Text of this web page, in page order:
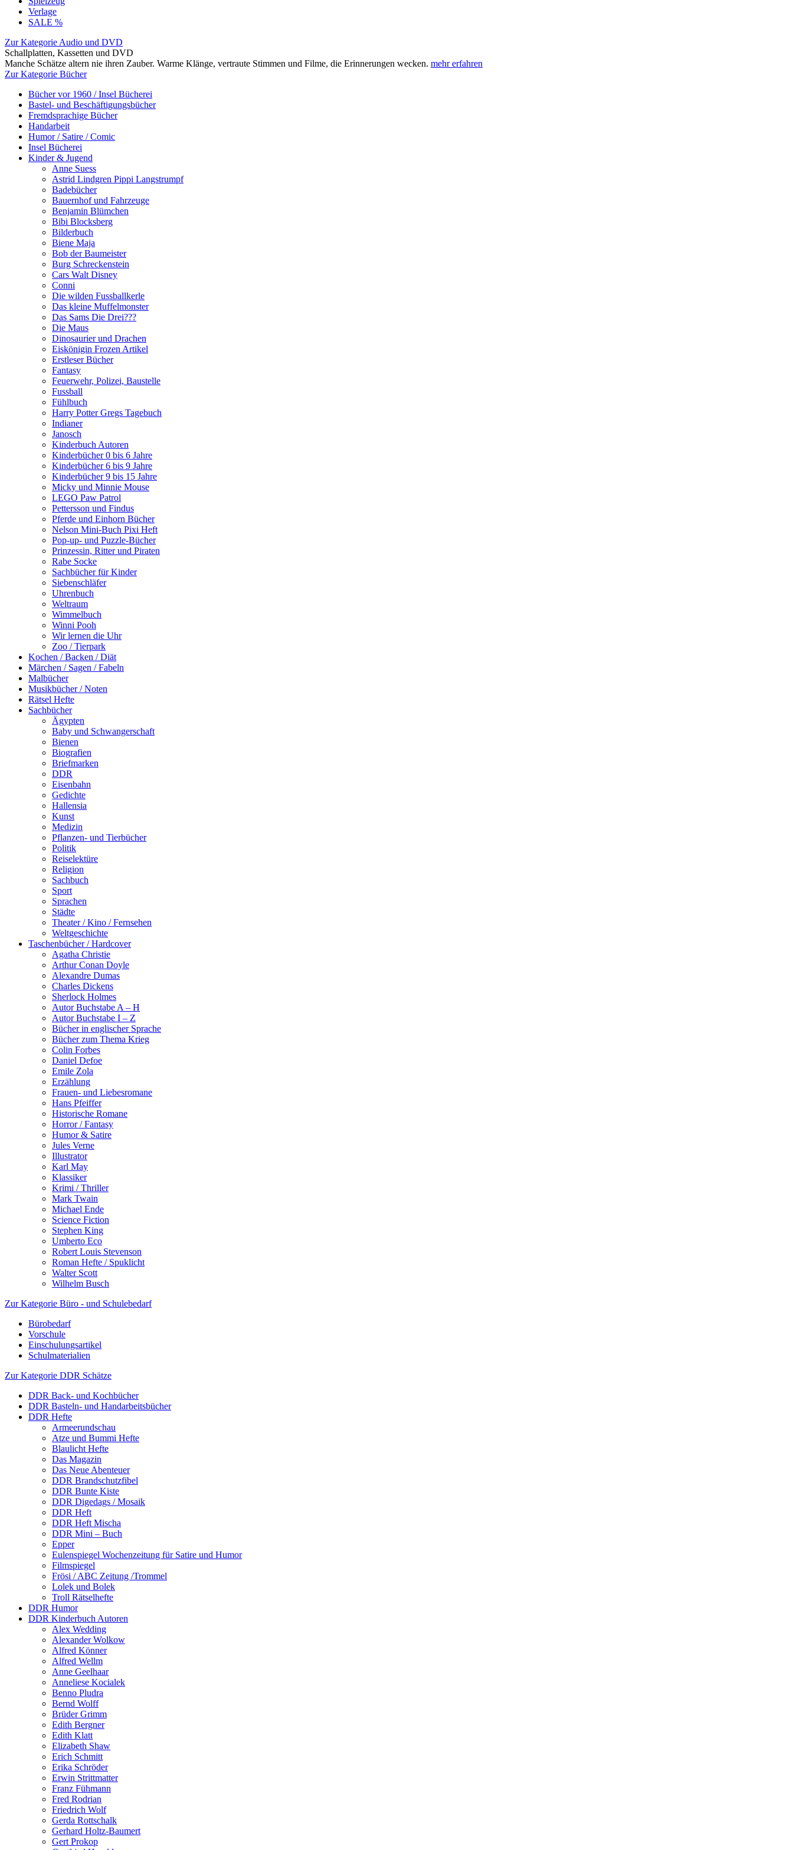
Verlage
SALE %
Zur Kategorie Audio und DVD
Schallplatten, Kassetten und DVD
Manche Schätze altern nie ihren Zauber. Warme Klänge, vertraute Stimmen und Filme, die Erinnerungen wecken. mehr erfahren
Zur Kategorie Bücher
Bücher vor 1960 / Insel Bücherei
Bastel- und Beschäftigungsbücher
Fremdsprachige Bücher
Handarbeit
Humor / Satire / Comic
Insel Bücherei
Kinder & Jugend
Anne Suess
Astrid Lindgren Pippi Langstrumpf
Badebücher
Bauernhof und Fahrzeuge
Benjamin Blümchen
Bibi Blocksberg
Bilderbuch
Biene Maja
Bob der Baumeister
Burg Schreckenstein
Cars Walt Disney
Conni
Die wilden Fussballkerle
Das kleine Muffelmonster
Das Sams Die Drei???
Die Maus
Dinosaurier und Drachen
Eiskönigin Frozen Artikel
Erstleser Bücher
Fantasy
Feuerwehr, Polizei, Baustelle
Fussball
Fühlbuch
Harry Potter Gregs Tagebuch
Indianer
Janosch
Kinderbuch Autoren
Kinderbücher 0 bis 6 Jahre
Kinderbücher 6 bis 9 Jahre
Kinderbücher 9 bis 15 Jahre
Micky und Minnie Mouse
LEGO Paw Patrol
Pettersson und Findus
Pferde und Einhorn Bücher
Nelson Mini-Buch Pixi Heft
Pop-up- und Puzzle-Bücher
Prinzessin, Ritter und Piraten
Rabe Socke
Sachbücher für Kinder
Siebenschläfer
Uhrenbuch
Weltraum
Wimmelbuch
Winni Pooh
Wir lernen die Uhr
Zoo / Tierpark
Kochen / Backen / Diät
Märchen / Sagen / Fabeln
Malbücher
Musikbücher / Noten
Rätsel Hefte
Sachbücher
Ägypten
Baby und Schwangerschaft
Bienen
Biografien
Briefmarken
DDR
Eisenbahn
Gedichte
Hallensia
Kunst
Medizin
Pflanzen- und Tierbücher
Politik
Reiselektüre
Religion
Sachbuch
Sport
Sprachen
Städte
Theater / Kino / Fernsehen
Weltgeschichte
Taschenbücher / Hardcover
Agatha Christie
Arthur Conan Doyle
Alexandre Dumas
Charles Dickens
Sherlock Holmes
Autor Buchstabe A – H
Autor Buchstabe I – Z
Bücher in englischer Sprache
Bücher zum Thema Krieg
Colin Forbes
Daniel Defoe
Emile Zola
Erzählung
Frauen- und Liebesromane
Hans Pfeiffer
Historische Romane
Horror / Fantasy
Humor & Satire
Jules Verne
Illustrator
Karl May
Klassiker
Krimi / Thriller
Mark Twain
Michael Ende
Science Fiction
Stephen King
Umberto Eco
Robert Louis Stevenson
Roman Hefte / Spuklicht
Walter Scott
Wilhelm Busch
Zur Kategorie Büro - und Schulebedarf
Bürobedarf
Vorschule
Einschulungsartikel
Schulmaterialien
Zur Kategorie DDR Schätze
DDR Back- und Kochbücher
DDR Basteln- und Handarbeitsbücher
DDR Hefte
Armeerundschau
Atze und Bummi Hefte
Blaulicht Hefte
Das Magazin
Das Neue Abenteuer
DDR Brandschutzfibel
DDR Bunte Kiste
DDR Digedags / Mosaik
DDR Heft
DDR Heft Mischa
DDR Mini – Buch
Epper
Eulenspiegel Wochenzeitung für Satire und Humor
Filmspiegel
Frösi / ABC Zeitung /Trommel
Lolek und Bolek
Troll Rätselhefte
DDR Humor
DDR Kinderbuch Autoren
Alex Wedding
Alexander Wolkow
Alfred Könner
Alfred Wellm
Anne Geelhaar
Anneliese Kocialek
Benno Pludra
Bernd Wolff
Brüder Grimm
Edith Bergner
Edith Klatt
Elizabeth Shaw
Erich Schmitt
Erika Schröder
Erwin Strittmatter
Franz Fühmann
Fred Rodrian
Friedrich Wolf
Gerda Rottschalk
Gerhard Holtz-Baumert
Gert Prokop